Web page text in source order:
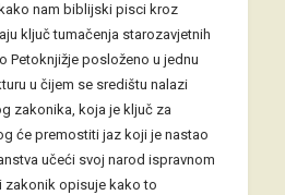
nam biblijski pisci kroz
ključ tumačenja starozavjetnih
Petoknjižje posloženo u jednu
u čijem se središtu nalazi
zakonika, koja je ključ za
će premostiti jaz koji je nastao
učeći svoj narod ispravnom
zakonik opisuje kako to